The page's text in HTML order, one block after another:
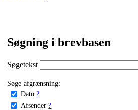
Søgning i brevbasen
Søgetekst
Søge-afgrænsning:
Dato ?
Afsender ?